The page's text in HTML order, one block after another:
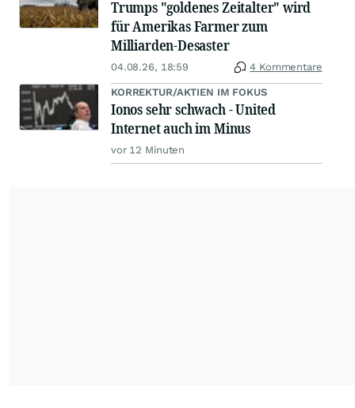
Trumps "goldenes Zeitalter" wird
für Amerikas Farmer zum
Milliarden-Desaster
04.08.26, 18:59 4 Kommentare
KORREKTUR/AKTIEN IM FOKUS
Ionos sehr schwach - United
Internet auch im Minus
vor 12 Minuten